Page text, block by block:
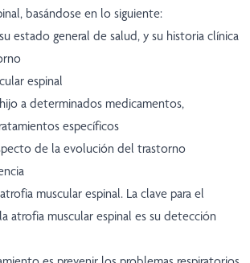
basándose en lo siguiente:
estado general de salud, y su historia clínica
espinal
a determinados medicamentos,
específicos
de la evolución del trastorno
muscular espinal. La clave para el
atrofia muscular espinal es su detección